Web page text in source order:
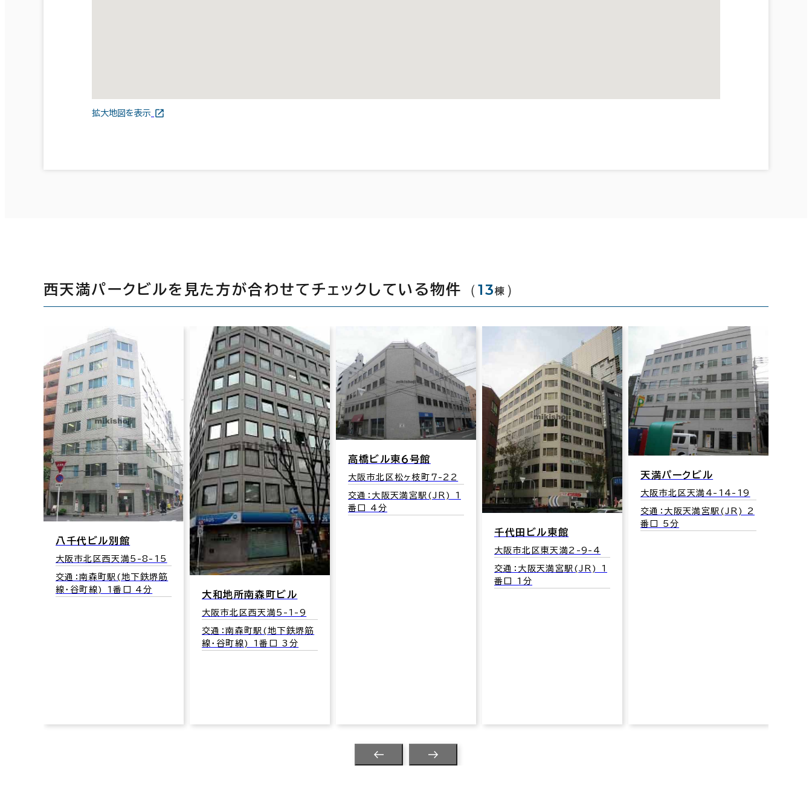
拡大地図を表示
西天満パークビルを見た方が合わせてチェックしている物件 （13棟 ）
八千代ビル別館
大阪市北区西天満5-8-15
交通：南森町駅(地下鉄堺筋
線･谷町線) 1番口 4分
大和地所南森町ビル
大阪市北区西天満5-1-9
交通：南森町駅(地下鉄堺筋
線･谷町線) 1番口 3分
高橋ビル東６号館
大阪市北区松ヶ枝町7-22
交通：大阪天満宮駅(JR) 1
番口 4分
千代田ビル東館
大阪市北区東天満2-9-4
交通：大阪天満宮駅(JR) 1
番口 1分
天満パークビル
大阪市北区天満4-14-19
交通：大阪天満宮駅(JR) 2
番口 5分